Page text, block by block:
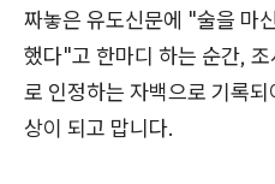
짜놓은 유도신문에 "술을 마
했다"고 한마디 하는 순간,
로 인정하는 자백으로 기록
상이 되고 맙니다.